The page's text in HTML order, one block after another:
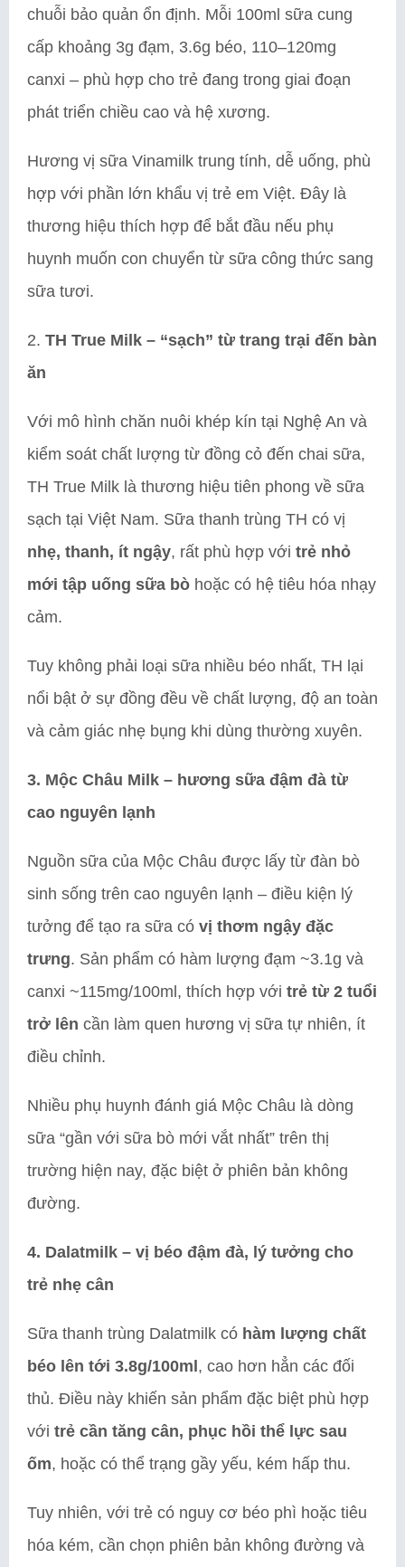
chuỗi bảo quản ổn định. Mỗi 100ml sữa cung
cấp khoảng 3g đạm, 3.6g béo, 110–120mg
canxi – phù hợp cho trẻ đang trong giai đoạn
phát triển chiều cao và hệ xương.
Hương vị sữa Vinamilk trung tính, dễ uống, phù
hợp với phần lớn khẩu vị trẻ em Việt. Đây là
thương hiệu thích hợp để bắt đầu nếu phụ
huynh muốn con chuyển từ sữa công thức sang
sữa tươi.
2. TH True Milk – “sạch” từ trang trại đến bàn
ăn
Với mô hình chăn nuôi khép kín tại Nghệ An và
kiểm soát chất lượng từ đồng cỏ đến chai sữa,
TH True Milk là thương hiệu tiên phong về sữa
sạch tại Việt Nam. Sữa thanh trùng TH có vị
nhẹ, thanh, ít ngậy, rất phù hợp với trẻ nhỏ
mới tập uống sữa bò hoặc có hệ tiêu hóa nhạy
cảm.
Tuy không phải loại sữa nhiều béo nhất, TH lại
nổi bật ở sự đồng đều về chất lượng, độ an toàn
và cảm giác nhẹ bụng khi dùng thường xuyên.
3. Mộc Châu Milk – hương sữa đậm đà từ
cao nguyên lạnh
Nguồn sữa của Mộc Châu được lấy từ đàn bò
sinh sống trên cao nguyên lạnh – điều kiện lý
tưởng để tạo ra sữa có vị thơm ngậy đặc
trưng. Sản phẩm có hàm lượng đạm ~3.1g và
canxi ~115mg/100ml, thích hợp với trẻ từ 2 tuổi
trở lên cần làm quen hương vị sữa tự nhiên, ít
điều chỉnh.
Nhiều phụ huynh đánh giá Mộc Châu là dòng
sữa “gần với sữa bò mới vắt nhất” trên thị
trường hiện nay, đặc biệt ở phiên bản không
đường.
4. Dalatmilk – vị béo đậm đà, lý tưởng cho
trẻ nhẹ cân
Sữa thanh trùng Dalatmilk có hàm lượng chất
béo lên tới 3.8g/100ml, cao hơn hẳn các đối
thủ. Điều này khiến sản phẩm đặc biệt phù hợp
với trẻ cần tăng cân, phục hồi thể lực sau
ốm, hoặc có thể trạng gầy yếu, kém hấp thu.
Tuy nhiên, với trẻ có nguy cơ béo phì hoặc tiêu
hóa kém, cần chọn phiên bản không đường và